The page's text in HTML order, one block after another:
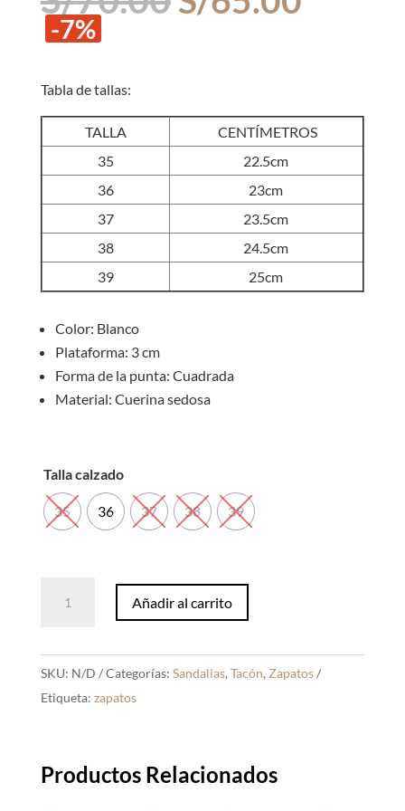
precio precio
-7%
Tabla de tallas:
TALLA
CENTÍMETROS
35
22.5cm
36
23cm
37
23.5cm
38
24.5cm
39
25cm
Color: Blanco
Plataforma: 3 cm
Forma de la punta: Cuadrada
Material: Cuerina sedosa
Talla calzado
35 36 37 38 39
Jasmine
Añadir al carrito
SKU: N/D Categorías: Sandalias, Tacón, Zapatos
Etiqueta: zapatos
Productos Relacionados